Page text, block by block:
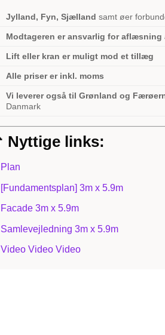
Jylland, Fyn, Sjælland samt øer
Modtageren er ansvarlig for aflæsning
Lift eller kran er muligt mod et tillæg
Alle priser er inkl. moms
Vi leverer også til Grønland og
Danmark
Nyttige links:
Plan
[Fundamentsplan] 3m x 5.9m
Facade 3m x 5.9m
Samlevejledning 3m x 5.9m
Video Video Video